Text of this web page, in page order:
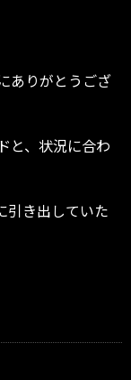
ありがとうござ
と、状況に合わ
引き出していた